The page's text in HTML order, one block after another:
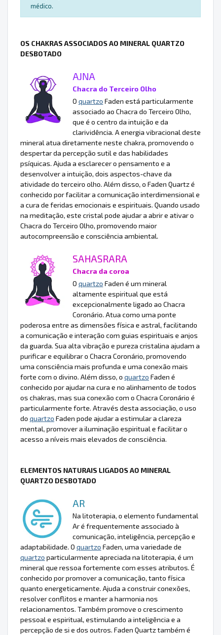
médico.
OS CHAKRAS ASSOCIADOS AO MINERAL QUARTZO
DESBOTADO
AJNA
Chacra do Terceiro Olho
O quartzo Faden está particularmente
associado ao Chacra do Terceiro Olho,
que é o centro da intuição e da
clarividência. A energia vibracional deste
mineral atua diretamente neste chakra, promovendo o
despertar da percepção sutil e das habilidades
psíquicas. Ajuda a esclarecer o pensamento e a
desenvolver a intuição, dois aspectos-chave da
atividade do terceiro olho. Além disso, o Faden Quartz é
conhecido por facilitar a comunicação interdimensional e
a cura de feridas emocionais e espirituais. Quando usado
na meditação, este cristal pode ajudar a abrir e ativar o
Chacra do Terceiro Olho, promovendo maior
autocompreensão e consciência ambiental.
SAHASRARA
Chacra da coroa
O quartzo Faden é um mineral
altamente espiritual que está
excepcionalmente ligado ao Chacra
Coronário. Atua como uma ponte
poderosa entre as dimensões física e astral, facilitando
a comunicação e interação com guias espirituais e anjos
da guarda. Sua alta vibração e pureza cristalina ajudam a
purificar e equilibrar o Chacra Coronário, promovendo
uma consciência mais profunda e uma conexão mais
forte com o divino. Além disso, o quartzo Faden é
conhecido por ajudar na cura e no alinhamento de todos
os chakras, mas sua conexão com o Chacra Coronário é
particularmente forte. Através desta associação, o uso
do quartzo Faden pode ajudar a estimular a clareza
mental, promover a iluminação espiritual e facilitar o
acesso a níveis mais elevados de consciência.
ELEMENTOS NATURAIS LIGADOS AO MINERAL
QUARTZO DESBOTADO
AR
Na litoterapia, o elemento fundamental
Ar é frequentemente associado à
comunicação, inteligência, percepção e
adaptabilidade. O quartzo Faden, uma variedade de
quartzo particularmente apreciada na litoterapia, é um
mineral que ressoa fortemente com esses atributos. É
conhecido por promover a comunicação, tanto física
quanto energeticamente. Ajuda a construir conexões,
resolver conflitos e manter a harmonia nos
relacionamentos. Também promove o crescimento
pessoal e espiritual, estimulando a inteligência e a
percepção de si e dos outros. Faden Quartz também é